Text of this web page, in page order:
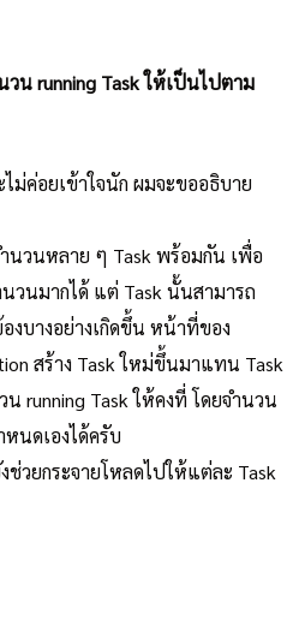
น running Task ให้เป็นไปตาม
ม่ค่อยเข้าใจนัก ผมจะขออธิบาย
นวนหลาย ๆ Task พร้อมกัน เพื่อ
วนมากได้ แต่ Task นั้นสามารถ
งบางอย่างเกิดขึ้น หน้าที่ของ
สร้าง Task ใหม่ขึ้นมาแทน Task
running Task ให้คงที่ โดยจำนวน
หนดเองได้ครับ
ช่วยกระจายโหลดไปให้แต่ละ Task